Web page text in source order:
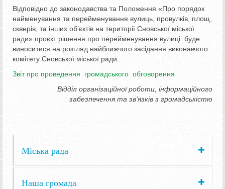
Відповідно до законодавства та Положення «Про порядок
найменування та перейменування вулиць, провулків, площ,
скверів, та інших об’єктів на території Сновської міської
ради» проєкт рішення про перейменування вулиці буде
виноситися на розгляд найближчого засідання виконавчого
комітету Сновської міської ради.
Звіт про проведення громадського обговорення
Відділ організаційної роботи, інформаційного
забезпечення та зв’язків з громадськістю
Міська рада
Наша громада